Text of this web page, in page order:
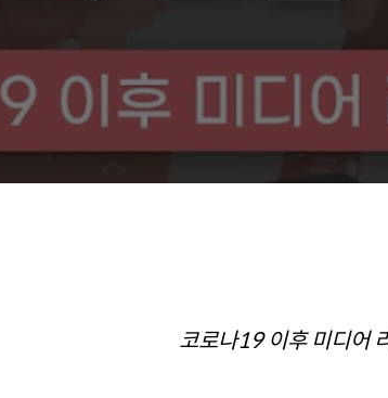
코로나19 이후 미디어